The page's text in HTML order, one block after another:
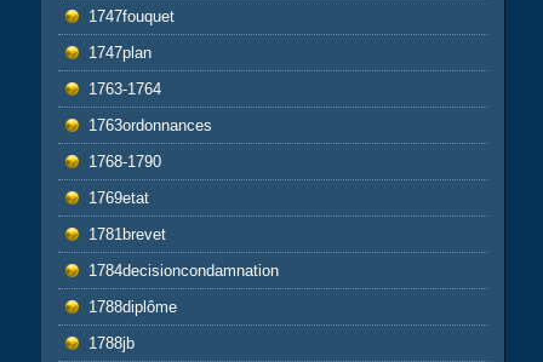
1747fouquet
1747plan
1763-1764
1763ordonnances
1768-1790
1769etat
1781brevet
1784decisioncondamnation
1788diplôme
1788jb